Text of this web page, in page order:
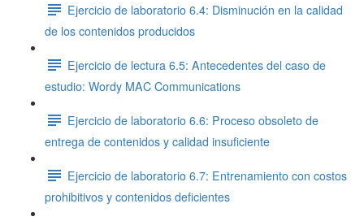
Ejercicio de laboratorio 6.4: Disminución en la calidad
de los contenidos producidos
Ejercicio de lectura 6.5: Antecedentes del caso de
estudio: Wordy MAC Communications
Ejercicio de laboratorio 6.6: Proceso obsoleto de
entrega de contenidos y calidad insuficiente
Ejercicio de laboratorio 6.7: Entrenamiento con costos
prohibitivos y contenidos deficientes